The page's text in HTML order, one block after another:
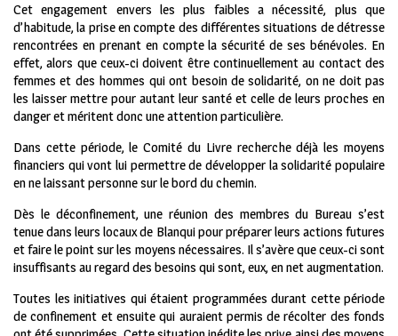
Cet engagement envers les plus faibles a nécessité, plus que
d’habitude, la prise en compte des différentes situations de détresse
rencontrées en prenant en compte la sécurité de ses bénévoles. En
effet, alors que ceux-ci doivent être continuellement au contact des
femmes et des hommes qui ont besoin de solidarité, on ne doit pas
les laisser mettre pour autant leur santé et celle de leurs proches en
danger et méritent donc une attention particulière.
Dans cette période, le Comité du Livre recherche déjà les moyens
financiers qui vont lui permettre de développer la solidarité populaire
en ne laissant personne sur le bord du chemin.
Dès le déconfinement, une réunion des membres du Bureau s’est
tenue dans leurs locaux de Blanqui pour préparer leurs actions futures
et faire le point sur les moyens nécessaires. Il s’avère que ceux-ci sont
insuffisants au regard des besoins qui sont, eux, en net augmentation.
Toutes les initiatives qui étaient programmées durant cette période
de confinement et ensuite qui auraient permis de récolter des fonds